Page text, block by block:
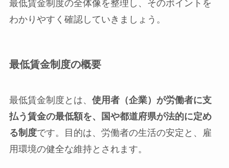
最低賃金制度の全体像を整理し、そのポイントを
わかりやすく確認していきましょう。
最低賃金制度の概要
最低賃金制度とは、 使用者（企業）が労働者に支
払う賃金の最低額を、国や都道府県が法的に定め
る制度です。目的は、労働者の生活の安定と、雇
用環境の健全な維持とされます。